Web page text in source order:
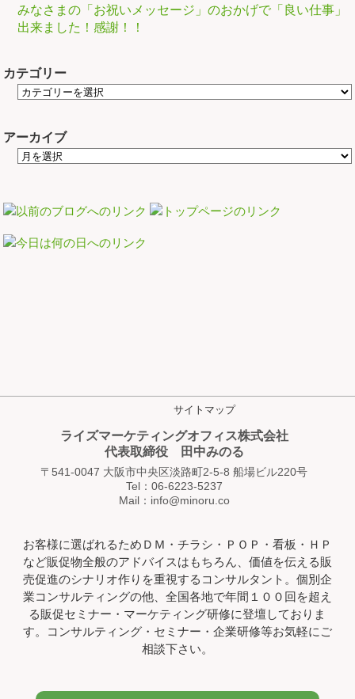
みなさまの「お祝いメッセージ」のおかげで「良い仕事」
出来ました！感謝！！
カテゴリー
アーカイブ
サイトマップ
ライズマーケティングオフィス株式会社
代表取締役 田中みのる
〒541-0047 大阪市中央区淡路町2-5-8 船場ビル220号
Tel：06-6223-5237
Mail：info@minoru.co
お客様に選ばれるためＤＭ・チラシ・ＰＯＰ・看板・ＨＰ
など販促物全般のアドバイスはもちろん、価値を伝える販
売促進のシナリオ作りを重視するコンサルタント。個別企
業コンサルティングの他、全国各地で年間１００回を超え
る販促セミナー・マーケティング研修に登壇しておりま
す。コンサルティング・セミナー・企業研修等お気軽にご
相談下さい。